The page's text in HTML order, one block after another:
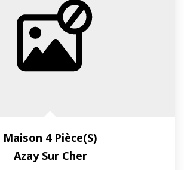
Maison 4 Pièce(s)
Azay Sur Cher